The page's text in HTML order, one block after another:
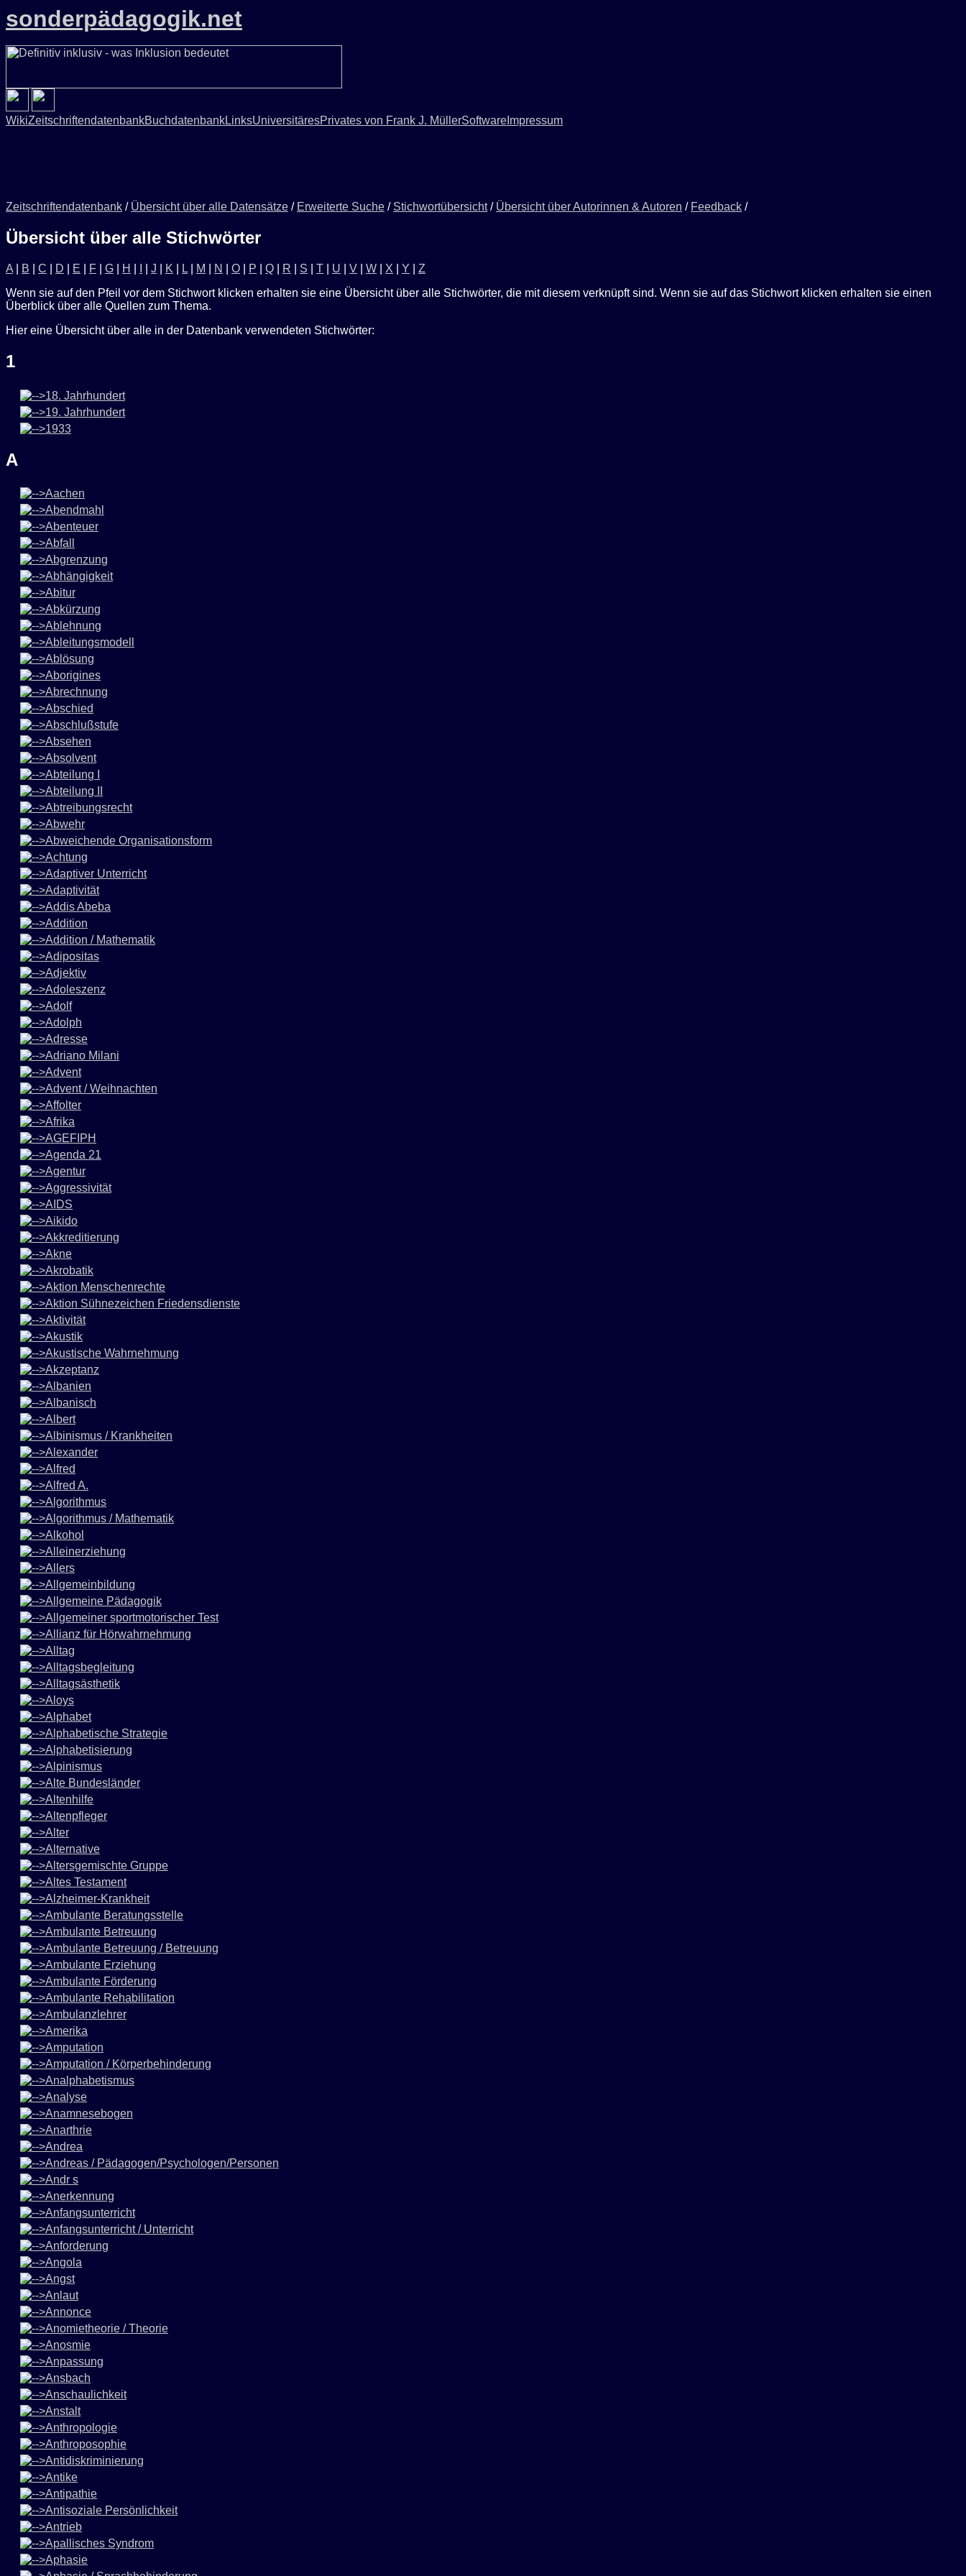
sonderpädagogik.net
WikiZeitschriftendatenbankBuchdatenbankLinksUniversitäresPrivates von Frank J. MüllerSoftware Impressum
Zeitschriftendatenbank / Übersicht über alle Datensätze / Erweiterte Suche / Stichwortübersicht/ Übersicht über Autorinnen & Autoren / Feedback /
Übersicht über alle Stichwörter
A B C D E F G H J K L M N O P Q R S T U V W X Y
Z
Wenn sie auf den Pfeil vor dem Stichwort klicken erhalten sie eine Übersicht über alle Stichwörter, die mit diesem verknüpft sind. Wenn sie auf das Stichwort klicken erhalten sie einen
Überblick über alle Quellen zum Thema.
Hier eine Übersicht über alle in der Datenbank verwendeten Stichwörter:
1
18. Jahrhundert
19. Jahrhundert
1933
A
Aachen
Abendmahl
Abenteuer
Abfall
Abgrenzung
Abhängigkeit
Abitur
Abkürzung
Ablehnung
Ableitungsmodell
Ablösung
Aborigines
Abrechnung
Abschied
Abschlußstufe
Absehen
Absolvent
Abteilung I
Abteilung II
Abtreibungsrecht
Abwehr
Abweichende Organisationsform
Achtung
Adaptiver Unterricht
Adaptivität
Addis Abeba
Addition
Addition / Mathematik
Adipositas
Adjektiv
Adoleszenz
Adolf
Adolph
Adresse
Adriano Milani
Advent
Advent / Weihnachten
Affolter
Afrika
AGEFIPH
Agenda 21
Agentur
Aggressivität
AIDS
Aikido
Akkreditierung
Akne
Akrobatik
Aktion Menschenrechte
Aktion Sühnezeichen Friedensdienste
Aktivität
Akustik
Akustische Wahrnehmung
Akzeptanz
Albanien
Albanisch
Albert
Albinismus / Krankheiten
Alexander
Alfred
Alfred A.
Algorithmus
Algorithmus / Mathematik
Alkohol
Alleinerziehung
Allers
Allgemeinbildung
Allgemeine Pädagogik
Allgemeiner sportmotorischer Test
Allianz für Hörwahrnehmung
Alltag
Alltagsbegleitung
Alltagsästhetik
Aloys
Alphabet
Alphabetische Strategie
Alphabetisierung
Alpinismus
Alte Bundesländer
Altenhilfe
Altenpfleger
Alter
Alternative
Altersgemischte Gruppe
Altes Testament
Alzheimer-Krankheit
Ambulante Beratungsstelle
Ambulante Betreuung
Ambulante Betreuung / Betreuung
Ambulante Erziehung
Ambulante Förderung
Ambulante Rehabilitation
Ambulanzlehrer
Amerika
Amputation
Amputation / Körperbehinderung
Analphabetismus
Analyse
Anamnesebogen
Anarthrie
Andrea
Andreas / Pädagogen/Psychologen/Personen
Andr s
Anerkennung
Anfangsunterricht
Anfangsunterricht / Unterricht
Anforderung
Angola
Angst
Anlaut
Annonce
Anomietheorie / Theorie
Anosmie
Anpassung
Ansbach
Anschaulichkeit
Anstalt
Anthropologie
Anthroposophie
Antidiskriminierung
Antike
Antipathie
Antisoziale Persönlichkeit
Antrieb
Apallisches Syndrom
Aphasie